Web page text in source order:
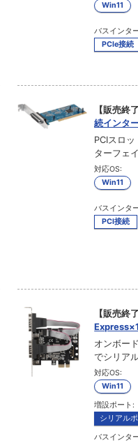
Win11
バスインタ
PCIe接続
【販売終
続インタ
PCIスロ
ターフェ
対応OS:
Win11
バスインタ
PCI接続
【販売終
オンボー
でシリア
対応OS:
Win11
増設ポート:
シリアル
バスインタ